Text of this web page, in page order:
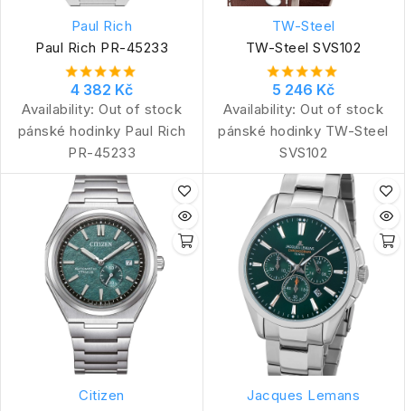
Paul Rich
Paul Rich PR-45233
4 382 Kč
Availability: Out of stock
pánské hodinky Paul Rich
PR-45233
TW-Steel
TW-Steel SVS102
5 246 Kč
Availability: Out of stock
pánské hodinky TW-Steel
SVS102
Citizen
Jacques Lemans